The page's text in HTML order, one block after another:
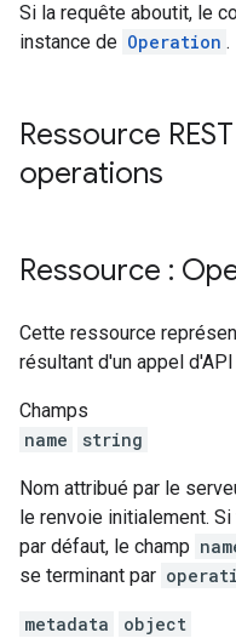
Si la requête aboutit, le
instance de Operation .
Ressource
operations
Ressource :
Cette ressource
résultant d'un appel
Champs
name
string
Nom attribué par le
le renvoie initialement.
par défaut, le champ
se terminant par
metadata object